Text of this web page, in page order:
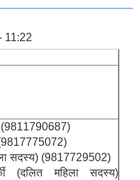
11:22
(9811790687)
(9817775072)
सदस्य) (9817729502)
(दलित महिला सदस्य)